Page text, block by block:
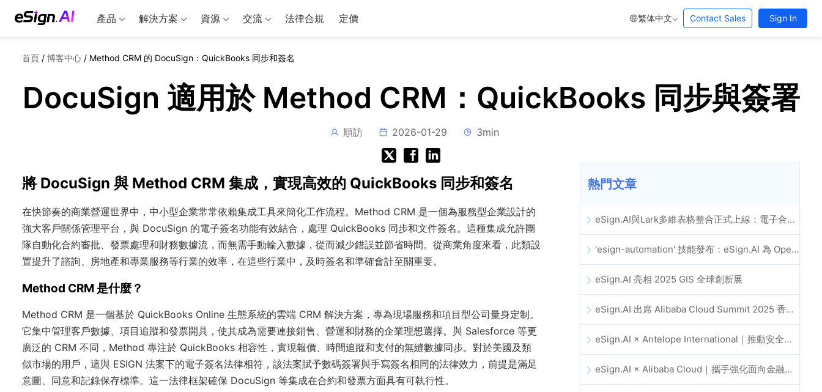
產品 解決方案 資源 交流 法律合規 定價 繁体中文 Contact Sales Sign In
首頁 / 博客中心 / Method CRM 的 DocuSign：QuickBooks 同步和簽名
DocuSign 適用於 Method CRM：QuickBooks 同步與簽署
順訪 2026-01-29 3min
將 DocuSign 與 Method CRM 集成，實現高效的 QuickBooks 同步和簽名
在快節奏的商業營運世界中，中小型企業常常依賴集成工具來簡化工作流程。Method CRM 是一個為服務型企業設計的
強大客戶關係管理平台，與 DocuSign 的電子簽名功能有效結合，處理 QuickBooks 同步和文件簽名。這種集成允許團
隊自動化合約審批、發票處理和財務數據流，而無需手動輸入數據，從而減少錯誤並節省時間。從商業角度來看，此類設
置提升了諮詢、房地產和專業服務等行業的效率，在這些行業中，及時簽名和準確會計至關重要。
Method CRM 是什麼？
Method CRM 是一個基於 QuickBooks Online 生態系統的雲端 CRM 解決方案，專為現場服務和項目型公司量身定制。
它集中管理客戶數據、項目追蹤和發票開具，使其成為需要連接銷售、營運和財務的企業理想選擇。與 Salesforce 等更
廣泛的 CRM 不同，Method 專注於 QuickBooks 相容性，實現報價、時間追蹤和支付的無縫數據同步。對於美國及類
似市場的用戶，這與 ESIGN 法案下的電子簽名法律相符，該法案賦予數碼簽署與手寫簽名相同的法律效力，前提是滿足
意圖、同意和記錄保存標準。這一法律框架確保 DocuSign 等集成在合約和發票方面具有可執行性。
熱門文章
eSign.AI與Lark多維表格整合正式上線：電子合約簽署歸檔全程自動化
'esign-automation' 技能發布：eSign.AI 為 OpenClaw 提供自動化電子簽名能力
eSign.AI 亮相 2025 GIS 全球創新展
eSign.AI 出席 Alibaba Cloud Summit 2025 香港站，推動 AI 驅動的雲端創新與數位信任發展
eSign.AI × Antelope International｜推動安全且由 AI 驅動的數位化工作流程
eSign.AI × Alibaba Cloud｜攜手強化面向金融科技的全球數位信任